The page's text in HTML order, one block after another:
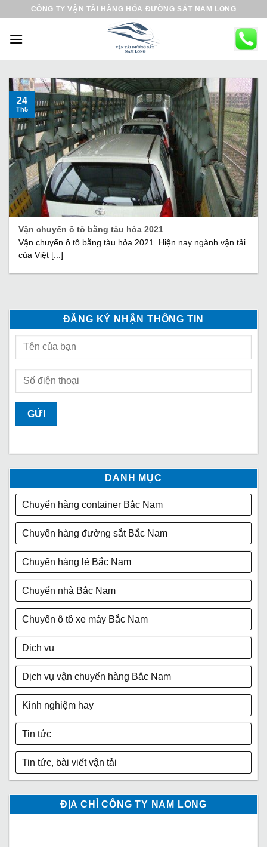
CÔNG TY VẬN TẢI HÀNG HÓA ĐƯỜNG SẮT NAM LONG
Vận chuyển ô tô bằng tàu hỏa 2021
Vận chuyển ô tô bằng tàu hỏa 2021. Hiện nay ngành vận tải
của Việt [...]
24
Th5
ĐĂNG KÝ NHẬN THÔNG TIN
DANH MỤC
Chuyển hàng container Bắc Nam
Chuyển hàng đường sắt Bắc Nam
Chuyển hàng lẻ Bắc Nam
Chuyển nhà Bắc Nam
Chuyển ô tô xe máy Bắc Nam
Dịch vụ
Dịch vụ vận chuyển hàng Bắc Nam
Kinh nghiệm hay
Tin tức
Tin tức, bài viết vận tải
ĐỊA CHỈ CÔNG TY NAM LONG